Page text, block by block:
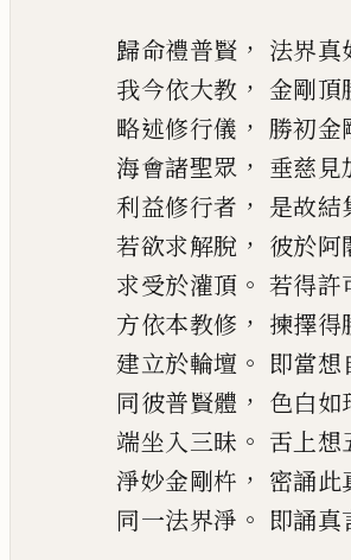
歸命禮普賢 ， 法界真
我今依大教 ， 金剛頂
略述修行儀 ， 勝初金
海會諸聖眾 ， 垂慈見
利益修行者 ， 是故結
若欲求解脫 ， 彼於阿
求受於灌頂 。 若得許
方依本教修 ， 揀擇得
建立於輪壇 。 即當想
同彼普賢體 ， 色白如
端坐入三昧 。 舌上想
淨妙金剛杵 ， 密誦此
同一法界淨 。 即誦真